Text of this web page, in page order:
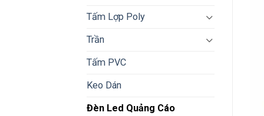
Tấm Lợp Poly
Trần
Tấm PVC
Keo Dán
Đèn Led Quảng Cáo